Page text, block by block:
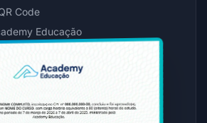
Code
Educação